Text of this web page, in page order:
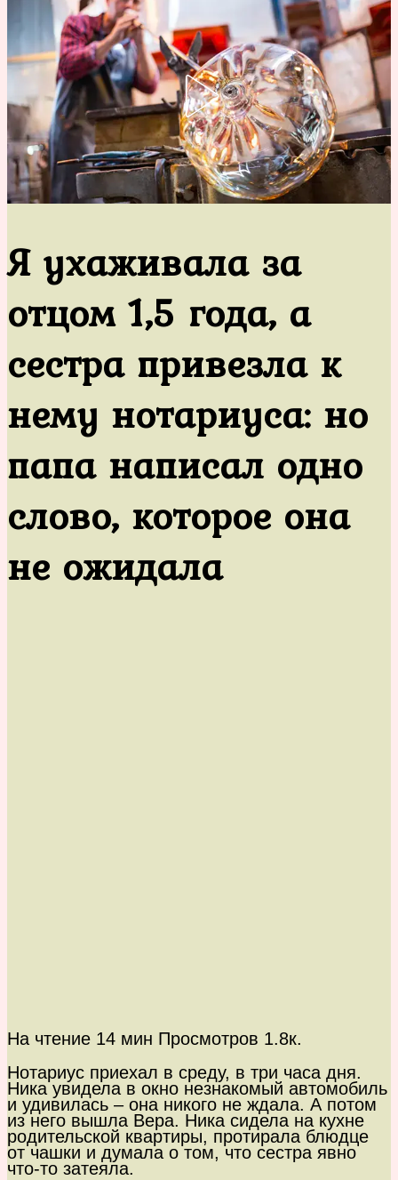
Я ухаживала за
отцом 1,5 года, а
сестра привезла к
нему нотариуса: но
папа написал одно
слово, которое она
не ожидала
На чтение 14 мин Просмотров 1.8к.
Нотариус приехал в среду, в три часа дня.
Ника увидела в окно незнакомый автомобиль
и удивилась – она никого не ждала. А потом
из него вышла Вера. Ника сидела на кухне
родительской квартиры, протирала блюдце
от чашки и думала о том, что сестра явно
что-то затеяла.